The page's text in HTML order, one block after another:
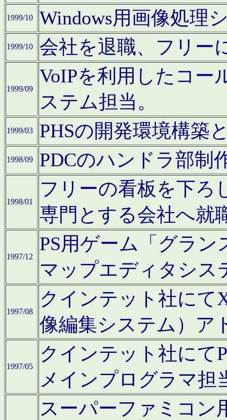
1999/10 Windows用画像処理
1999/10 会社を退職、フリー
1999/09
VoIPを利用したコー
ステム担当。
1999/03 PHSの開発環境構築
1998/09 PDCのハンドラ部制
1998/01
フリーの看板を下ろ
専門とする会社へ就
1997/12
PS用ゲーム「グラン
マップエディタシス
1997/08
クインテット社にて
像編集システム）ア
1997/05
クインテット社にて
メインプログラマ担
スーパーファミコン